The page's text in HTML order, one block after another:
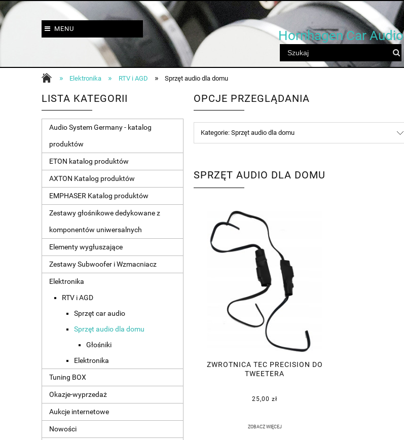
MENU Hornhagen Car Audio
» Elektronika » RTV i AGD » Sprzęt audio dla domu
LISTA KATEGORII
Audio System Germany - katalog
produktów
ETON katalog produktów
AXTON Katalog produktów
EMPHASER Katalog produktów
Zestawy głośnikowe dedykowane z
komponentów uniwersalnych
Elementy wygłuszające
Zestawy Subwoofer i Wzmacniacz
Elektronika
RTV i AGD
Sprzęt car audio
Sprzęt audio dla domu
Głośniki
Elektronika
Tuning BOX
Okazje-wyprzedaż
Aukcje internetowe
Nowości
OPCJE PRZEGLĄDANIA
Kategorie: Sprzęt audio dla domu
SPRZĘT AUDIO DLA DOMU
ZWROTNICA TEC PRECISION DO
TWEETERA
25,00 zł
ZOBACZ WIĘCEJ